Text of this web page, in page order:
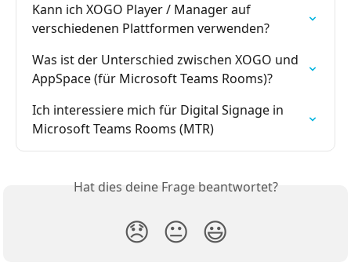
Kann ich XOGO Player / Manager auf
verschiedenen Plattformen verwenden?
Was ist der Unterschied zwischen XOGO und
AppSpace (für Microsoft Teams Rooms)?
Ich interessiere mich für Digital Signage in
Microsoft Teams Rooms (MTR)
Hat dies deine Frage beantwortet?
😞 😐 😃